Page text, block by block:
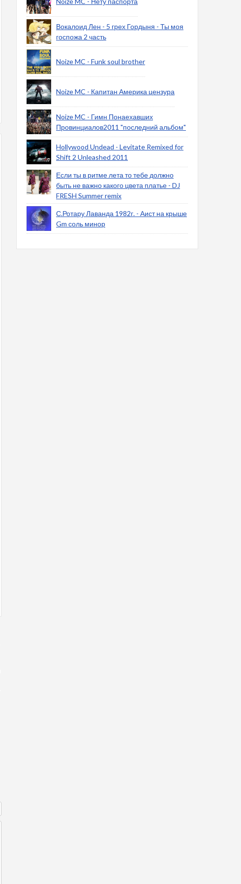
Вокалоид Лен - 5 грех Гордыня - Ты моя
госпожа 2 часть
Noize MC - Funk soul brother
Noize MC - Капитан Америка цензура
Noize MC - Гимн Понаехавших
Провинциалов2011 "последний альбом"
Hollywood Undead - Levitate Remixed for
Shift 2 Unleashed 2011
Если ты в ритме лета то тебе должно
быть не важно какого цвета платье - DJ
FRESH Summer remix
С.Ротару Лаванда 1982г. - Аист на крыше
Gm соль минор